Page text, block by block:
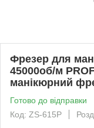
Фрезер для
45000об/м
манікюрний
Готово до відправки
Код: ZS-615P